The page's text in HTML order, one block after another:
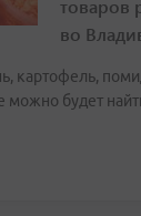
товаров
во
картофель,
можно будет